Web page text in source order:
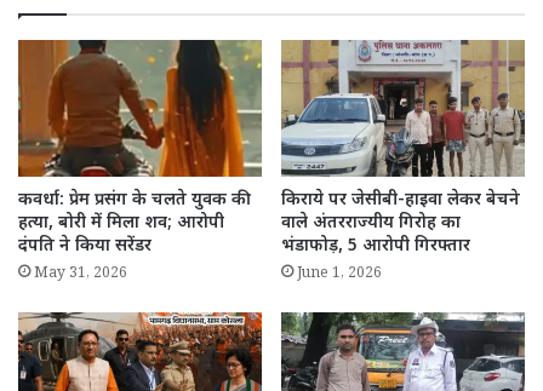
कवर्धा: प्रेम प्रसंग के चलते युवक की
हत्या, बोरी में मिला शव; आरोपी
दंपति ने किया सरेंडर
May 31, 2026
किराये पर जेसीबी-हाइवा लेकर बेचने
वाले अंतरराज्यीय गिरोह का
भंडाफोड़, 5 आरोपी गिरफ्तार
June 1, 2026